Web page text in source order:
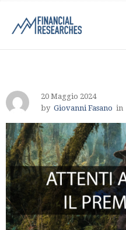
20 Maggio 2024
by Giovanni Fasano in